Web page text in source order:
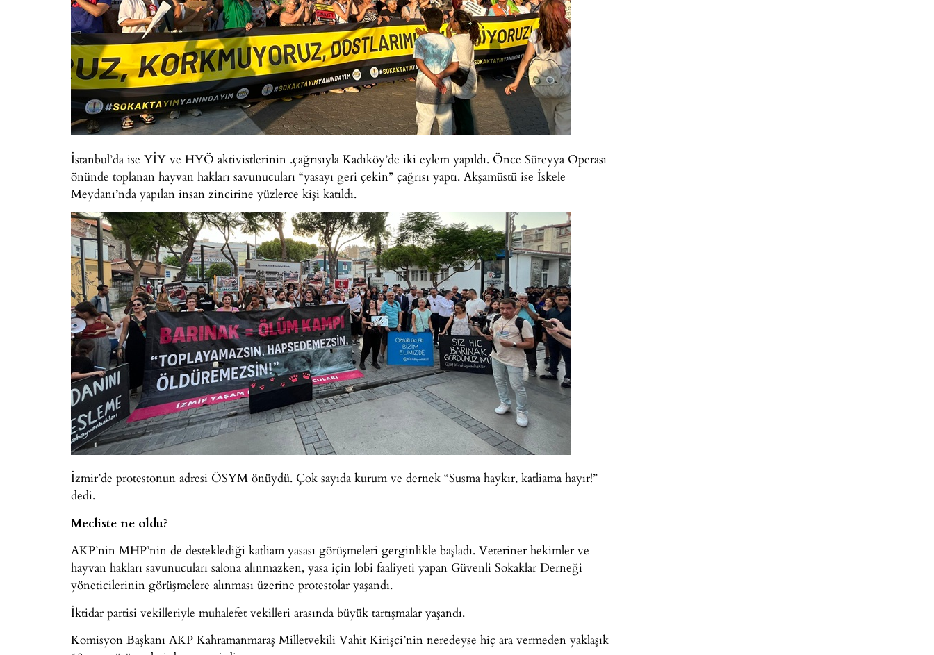
İstanbul’da ise YİY ve HYÖ aktivistlerinin .çağrısıyla Kadıköy’de iki eylem yapıldı. Önce Süreyya Operası
önünde toplanan hayvan hakları savunucuları “yasayı geri çekin” çağrısı yaptı. Akşamüstü ise İskele
Meydanı’nda yapılan insan zincirine yüzlerce kişi katıldı.
İzmir’de protestonun adresi ÖSYM önüydü. Çok sayıda kurum ve dernek “Susma haykır, katliama hayır!”
dedi.
Mecliste ne oldu?
AKP’nin MHP’nin de desteklediği katliam yasası görüşmeleri gerginlikle başladı. Veteriner hekimler ve
hayvan hakları savunucuları salona alınmazken, yasa için lobi faaliyeti yapan Güvenli Sokaklar Derneği
yöneticilerinin görüşmelere alınması üzerine protestolar yaşandı.
İktidar partisi vekilleriyle muhalefet vekilleri arasında büyük tartışmalar yaşandı.
Komisyon Başkanı AKP Kahramanmaraş Milletvekili Vahit Kirişci’nin neredeyse hiç ara vermeden yaklaşık